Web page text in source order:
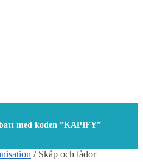
med koden ”KAPIFY”
/ Skåp och lådor